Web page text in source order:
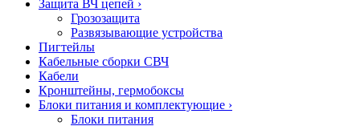
Защита ВЧ цепей ›
Грозозащита
Развязывающие устройства
Пигтейлы
Кабельные сборки СВЧ
Кабели
Кронштейны, гермобоксы
Блоки питания и комплектующие ›
Блоки питания